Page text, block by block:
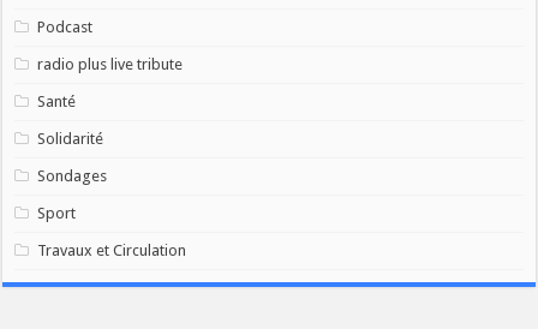
Podcast
radio plus live tribute
Santé
Solidarité
Sondages
Sport
Travaux et Circulation